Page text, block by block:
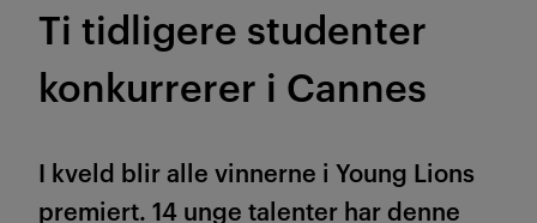
Ti tidligere studenter
konkurrerer i Cannes
I kveld blir alle vinnerne i Young Lions
premiert. 14 unge talenter har denne